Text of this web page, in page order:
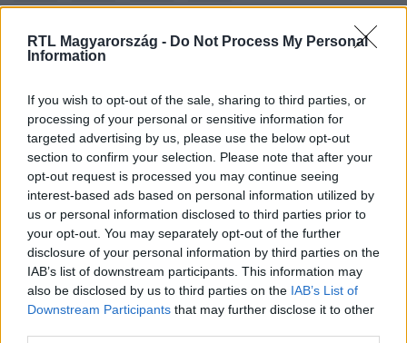
RTL Magyarország - Do Not Process My Personal
Information
If you wish to opt-out of the sale, sharing to third parties, or
processing of your personal or sensitive information for
targeted advertising by us, please use the below opt-out
section to confirm your selection. Please note that after your
opt-out request is processed you may continue seeing
interest-based ads based on personal information utilized by
us or personal information disclosed to third parties prior to
your opt-out. You may separately opt-out of the further
disclosure of your personal information by third parties on the
IAB’s list of downstream participants. This information may
also be disclosed by us to third parties on the IAB’s List of
Downstream Participants that may further disclose it to other
Kövess minket, és értesülj a friss hírekről a
Követem
#ÉLETMÓD #MÁRKA #GASZTRO #SZIRUP
#DESIGN #EGYESÜLT KIRÁLYSÁG # KONZERV